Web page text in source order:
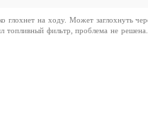
на ходу. Может заглохнуть
топливный фильтр, проблема не